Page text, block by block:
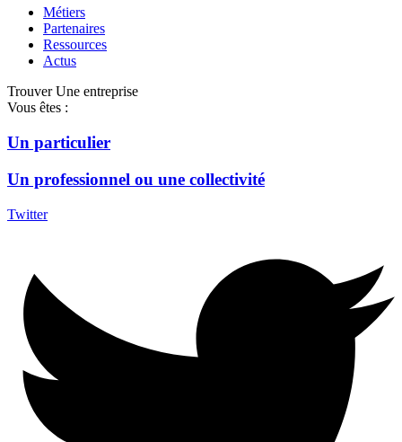
Métiers
Partenaires
Ressources
Actus
Trouver Une entreprise
Vous êtes :
Un particulier
Un professionnel ou une collectivité
Twitter